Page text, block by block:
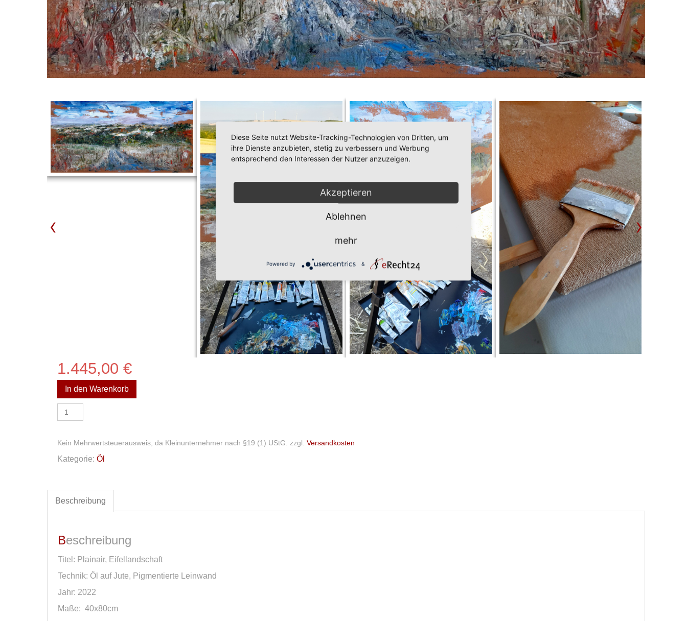
1.445,00 €
In den Warenkorb
auf
Menge
Kein Mehrwertsteuerausweis, da Kleinunternehmer nach §19 (1) UStG. zzgl. Versandkosten
Kategorie: Öl
Beschreibung
Beschreibung
Titel: Plainair, Eifellandschaft
Technik: Öl auf Jute, Pigmentierte Leinwand
Jahr: 2022
Maße: 40x80cm
Diese Seite nutzt Website-Tracking-Technologien von Dritten, um
ihre Dienste anzubieten, stetig zu verbessern und Werbung
entsprechend den Interessen der Nutzer anzuzeigen.
Akzeptieren
Ablehnen
mehr
Powered by &